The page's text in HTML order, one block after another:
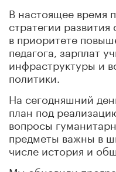
В настоящее время
стратегии
в приоритете
педагога, зарплат
инфраструктуры и
политики.
На сегодняшний
план под
вопросы
предметы важны в
числе история и